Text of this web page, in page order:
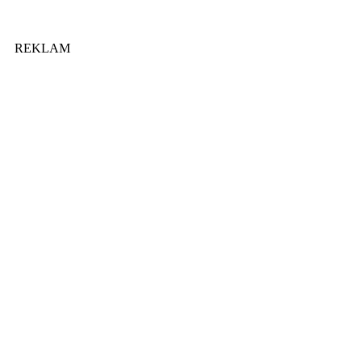
REKLAM